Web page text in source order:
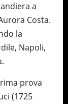
a
Costa.
la
Napoli,
prova
(1725